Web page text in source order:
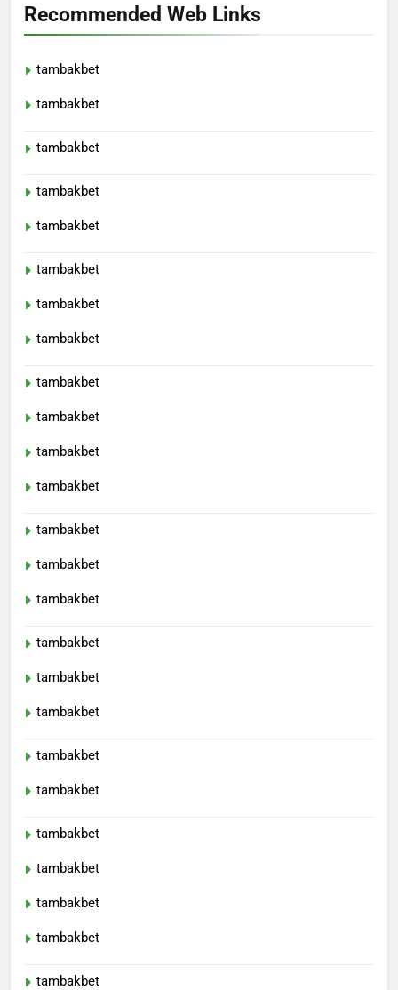
Recommended Web Links
tambakbet
tambakbet
tambakbet
tambakbet
tambakbet
tambakbet
tambakbet
tambakbet
tambakbet
tambakbet
tambakbet
tambakbet
tambakbet
tambakbet
tambakbet
tambakbet
tambakbet
tambakbet
tambakbet
tambakbet
tambakbet
tambakbet
tambakbet
tambakbet
tambakbet